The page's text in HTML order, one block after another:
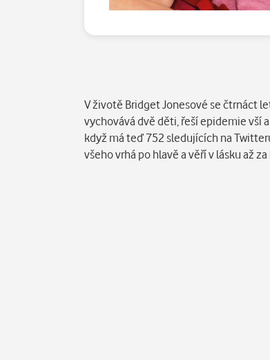
V životě Bridget Jonesové se čtrnáct
vychovává dvě děti, řeší epidemie vší
když má teď 752 sledujících na
všeho vrhá po hlavě a věří v lásku až za